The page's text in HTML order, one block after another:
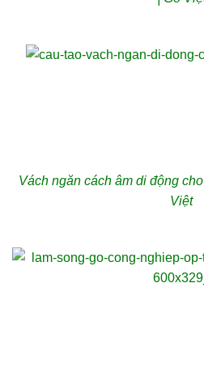
Vách ngăn cách âm di động
Việt